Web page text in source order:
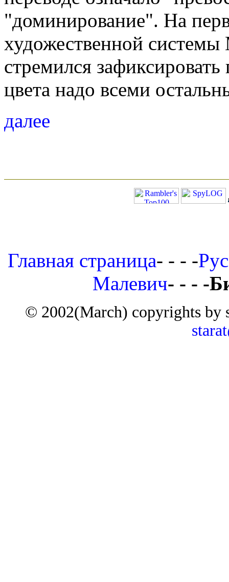
"доминирование". На
художественной
стремился
цвета надо всеми
далее
Главная страница- - - -
Малевич- - - -
© 2002(March) copyrights